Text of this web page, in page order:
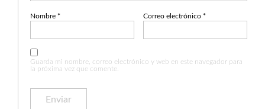
Nombre * Correo electrónico *
Guarda mi nombre, correo electrónico y web en este navegador para
la próxima vez que comente.